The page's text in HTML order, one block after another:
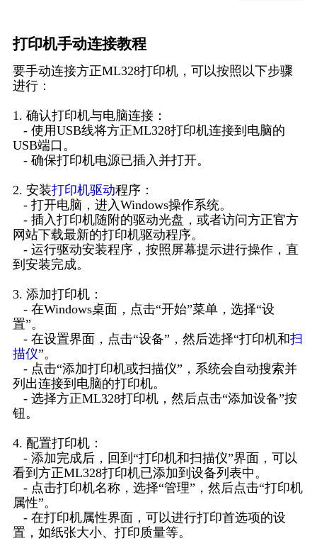
打印机手动连接教程
要手动连接方正ML328打印机，可以按照以下步骤
进行：
1. 确认打印机与电脑连接：
- 使用USB线将方正ML328打印机连接到电脑的
USB端口。
- 确保打印机电源已插入并打开。
2. 安装打印机驱动程序：
- 打开电脑，进入Windows操作系统。
- 插入打印机随附的驱动光盘，或者访问方正官方
网站下载最新的打印机驱动程序。
- 运行驱动安装程序，按照屏幕提示进行操作，直
到安装完成。
3. 添加打印机：
- 在Windows桌面，点击“开始”菜单，选择“设
置”。
- 在设置界面，点击“设备”，然后选择“打印机和扫
描仪”。
- 点击“添加打印机或扫描仪”，系统会自动搜索并
列出连接到电脑的打印机。
- 选择方正ML328打印机，然后点击“添加设备”按
钮。
4. 配置打印机：
- 添加完成后，回到“打印机和扫描仪”界面，可以
看到方正ML328打印机已添加到设备列表中。
- 点击打印机名称，选择“管理”，然后点击“打印机
属性”。
- 在打印机属性界面，可以进行打印首选项的设
置，如纸张大小、打印质量等。